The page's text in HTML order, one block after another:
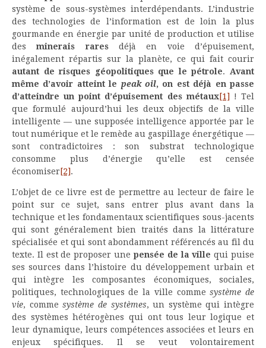
système de sous-systèmes interdépendants. L’industrie
des technologies de l’information est de loin la plus
gourmande en énergie par unité de production et utilise
desminerais raresdéjà en voie d’épuisement,
inégalement répartis sur la planète, ce qui fait courir
autant de risques géopolitiques que le pétrole.Avant
même d’avoir atteint le peak oil, on est déjà en passe
d’atteindre un point d’épuisement des métaux[1]
! Tel
que formulé aujourd’hui les deux objectifs de la ville
intelligente — une supposée intelligence apportée par le
tout numérique et le remède au gaspillage énergétique —
sont contradictoires : son substrat technologique
consomme plus d’énergie qu’elle est censée
économiser [2].
L’objet de ce livre est de permettre au lecteur de faire le
point sur ce sujet, sans entrer plus avant dans la
technique et les fondamentaux scientifiques sous-jacents
qui sont généralement bien traités dans la littérature
spécialisée et qui sont abondamment référencés au fil du
texte. Il est de proposer une pensée de la ville qui puise
ses sources dans l’histoire du développement urbain et
qui intègre les composantes économiques, sociales,
politiques, technologiques de la ville commesystème de
vie, commesystème de systèmes, un système qui intègre
des systèmes hétérogènes qui ont tous leur logique et
leur dynamique, leurs compétences associées et leurs en
enjeux spécifiques. Il se veut volontairement